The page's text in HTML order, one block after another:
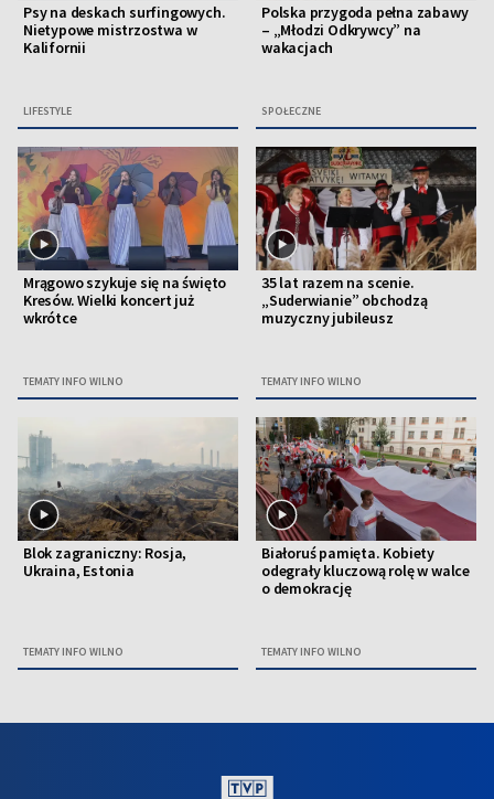
Psy na deskach surfingowych.
Nietypowe mistrzostwa w
Kalifornii
LIFESTYLE
Polska przygoda pełna zabawy
– „Młodzi Odkrywcy” na
wakacjach
SPOŁECZNE
Mrągowo szykuje się na święto
Kresów. Wielki koncert już
wkrótce
TEMATY INFO WILNO
35 lat razem na scenie.
„Suderwianie” obchodzą
muzyczny jubileusz
TEMATY INFO WILNO
Blok zagraniczny: Rosja,
Ukraina, Estonia
TEMATY INFO WILNO
Białoruś pamięta. Kobiety
odegrały kluczową rolę w walce
o demokrację
TEMATY INFO WILNO